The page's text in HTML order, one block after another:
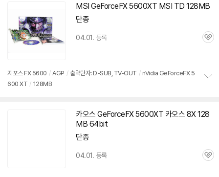
치
MSI GeForceFX5600XT MSI TD 128MB
단종
04.01. 등록
관
지포스 FX 5600 / AGP / 출력단자: D-SUB, TV-OUT / nVidia GeForceFX 5
600 XT / 128MB
치
카오스 GeForceFX5600XT 카오스 8X 128
MB 64bit
단종
04.01. 등록
관